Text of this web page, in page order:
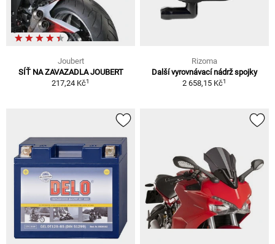
Joubert
SÍŤ NA ZAVAZADLA JOUBERT
217,24 Kč1
Rizoma
Další vyrovnávací nádrž spojky
2 658,15 Kč1